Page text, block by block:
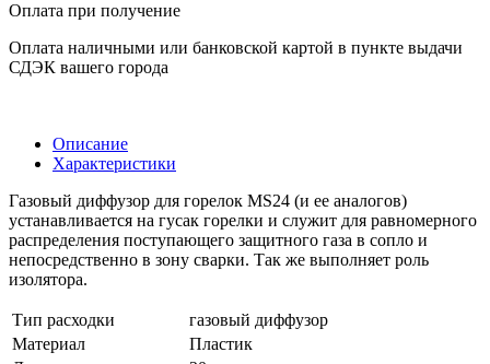
Оплата при получение
Оплата наличными или банковской картой в пункте выдачи
СДЭК вашего города
Описание
Характеристики
Газовый диффузор для горелок MS24 (и ее аналогов)
устанавливается на гусак горелки и служит для равномерного
распределения поступающего защитного газа в сопло и
непосредственно в зону сварки. Так же выполняет роль
изолятора.
Тип расходки
газовый диффузор
Материал
Пластик